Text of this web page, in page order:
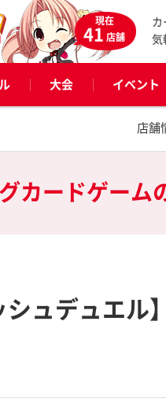
現在
41店舗
気
大会 イベント
店舗
カードゲーム
シュデュエ